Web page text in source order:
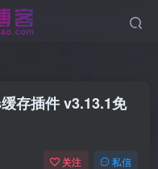
存插件 v3.13.1免
关注 私信